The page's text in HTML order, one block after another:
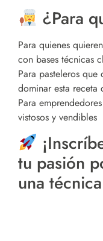
¿Para
Para quienes
con bases técnicas
Para pasteleros
dominar esta receta
Para
vistosos y vendibles
tu pasión
una